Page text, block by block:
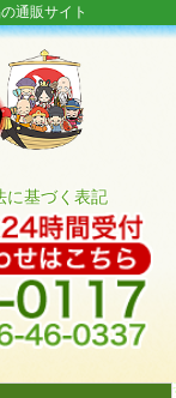
通販サイト
に基づく表記